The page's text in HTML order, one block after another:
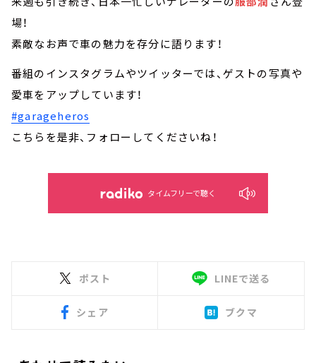
場！
素敵なお声で車の魅力を存分に語ります！
番組のインスタグラムやツイッターでは、ゲストの写真や
愛車をアップしています！
#garageheros
こちらを是非、フォローしてくださいね！
タイムフリーで聴く
ポスト LINEで送る
シェア ブクマ